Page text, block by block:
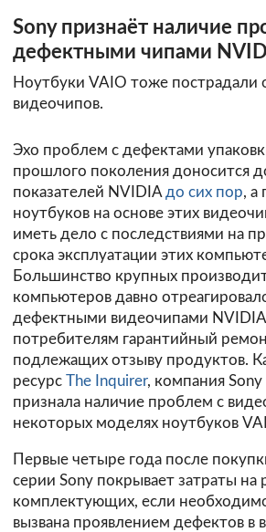
Sony признаёт наличие
дефектными чипами
Ноутбуки VAIO тоже пострадали
видеочипов.
Эхо проблем с дефектами
прошлого поколения доносится
показателей NVIDIA до сих пор, а
ноутбуков на основе этих
иметь дело с последствиями на
срока эксплуатации этих
Большинство крупных
компьютеров давно
дефектными видеочипами
потребителям гарантийный
подлежащих отзыву продуктов.
ресурс The Inquirer, компания Sony
признала наличие проблем с
некоторых моделях ноутбуков
Первые четыре года после
серии Sony покрывает затраты на
комплектующих, если
вызвана проявлением дефектов в